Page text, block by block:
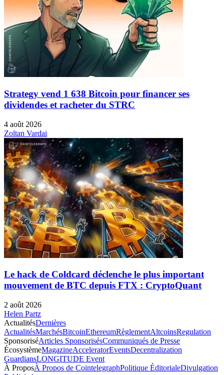
Strategy vend 1 638 Bitcoin pour financer ses
dividendes et racheter du STRC
4 août 2026
Zoltan Vardai
Le hack de Coldcard déclenche le plus important
mouvement de BTC depuis FTX : CryptoQuant
2 août 2026
Helen Partz
ActualitésDernières
ActualitésMarchésBitcoinEthereumRèglementAltcoinsRegulation
SponsoriséArticles SponsorisésCommuniqués de Presse
ÉcosystèmeMagazineAcceleratorEventsDecentralization
GuardiansLONGITUDE Event
À ProposÀ Propos de CointelegraphPolitique ÉditorialeDivulgation